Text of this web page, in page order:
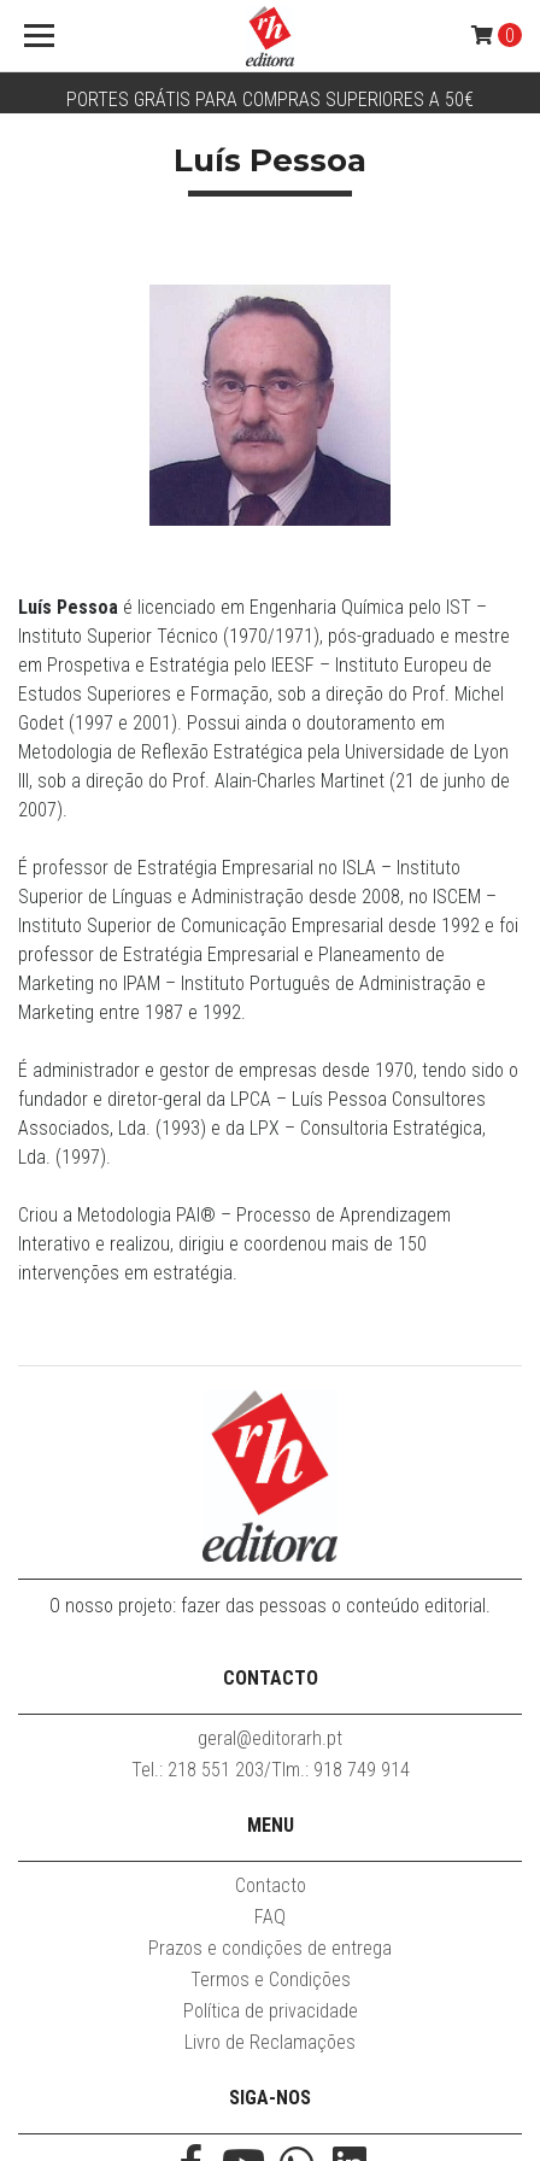
PORTES GRÁTIS PARA COMPRAS SUPERIORES A 50€
0
Luís Pessoa
Luís Pessoa é licenciado em Engenharia Química pelo IST –
Instituto Superior Técnico (1970/1971), pós-graduado e mestre
em Prospetiva e Estratégia pelo IEESF – Instituto Europeu de
Estudos Superiores e Formação, sob a direção do Prof. Michel
Godet (1997 e 2001). Possui ainda o doutoramento em
Metodologia de Reflexão Estratégica pela Universidade de Lyon
III, sob a direção do Prof. Alain-Charles Martinet (21 de junho de
2007).
É professor de Estratégia Empresarial no ISLA – Instituto
Superior de Línguas e Administração desde 2008, no ISCEM –
Instituto Superior de Comunicação Empresarial desde 1992 e foi
professor de Estratégia Empresarial e Planeamento de
Marketing no IPAM – Instituto Português de Administração e
Marketing entre 1987 e 1992.
É administrador e gestor de empresas desde 1970, tendo sido o
fundador e diretor-geral da LPCA – Luís Pessoa Consultores
Associados, Lda. (1993) e da LPX – Consultoria Estratégica,
Lda. (1997).
Criou a Metodologia PAI® – Processo de Aprendizagem
Interativo e realizou, dirigiu e coordenou mais de 150
intervenções em estratégia.
O nosso projeto: fazer das pessoas o conteúdo editorial.
CONTACTO
geral@editorarh.pt
Tel.: 218 551 203/Tlm.: 918 749 914
MENU
Contacto
FAQ
Prazos e condições de entrega
Termos e Condições
Política de privacidade
Livro de Reclamações
SIGA-NOS